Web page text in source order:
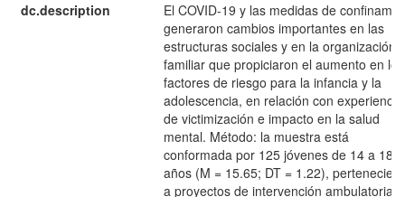
dc.description
El COVID-19 y las medidas de
generaron cambios importantes en las
estructuras sociales y en la organización
familiar que propiciaron el aumento en los
factores de riesgo para la infancia y la
adolescencia, en relación con
de victimización e impacto en la salud
mental. Método: la muestra está
conformada por 125 jóvenes de 14 a 18
años (M = 15.65; DT = 1.22),
a proyectos de intervención ambulatoria